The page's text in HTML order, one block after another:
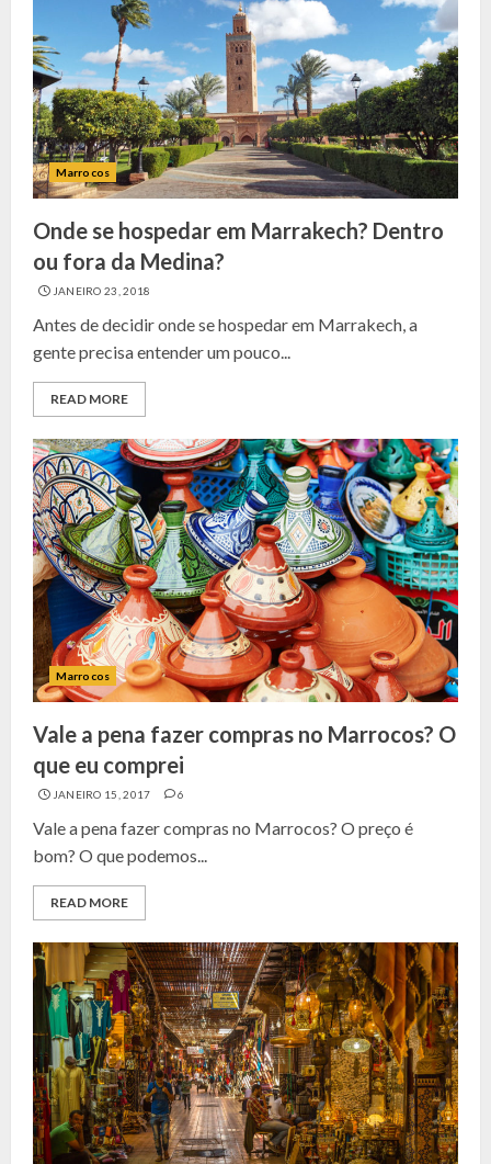
Marrocos
Onde se hospedar em Marrakech? Dentro
ou fora da Medina?
JANEIRO 23, 2018
Antes de decidir onde se hospedar em Marrakech, a
gente precisa entender um pouco...
READ MORE
Marrocos
Vale a pena fazer compras no Marrocos? O
que eu comprei
JANEIRO 15, 2017 6
Vale a pena fazer compras no Marrocos? O preço é
bom? O que podemos...
READ MORE